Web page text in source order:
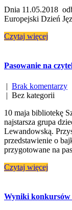
Dnia 11.05.2018
Europejski Dzień
Czytaj więcej
Pasowanie na
| Brak komentarzy
| Bez kategorii
10 maja bibliotekę
najstarsza grupa
Lewandowską.
przedstawienie o
przygotowane na
Czytaj więcej
Wyniki konkursów